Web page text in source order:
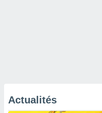
Actualités